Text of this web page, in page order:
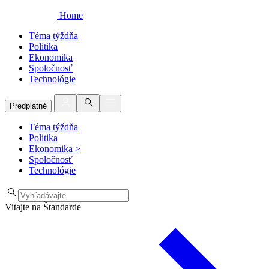
Home
Téma týždňa
Politika
Ekonomika
Spoločnosť
Technológie
Predplatné
Téma týždňa
Politika
Ekonomika >
Spoločnosť
Technológie
Vitajte na Štandarde